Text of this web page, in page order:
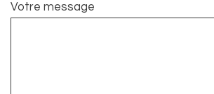
Votre message